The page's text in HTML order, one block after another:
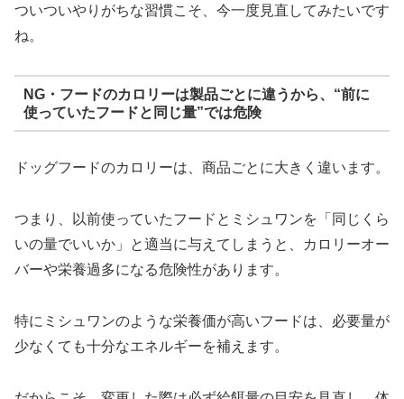
ついついやりがちな習慣こそ、今一度見直してみたいです
ね。
NG・フードのカロリーは製品ごとに違うから、“前に
使っていたフードと同じ量”では危険
ドッグフードのカロリーは、商品ごとに大きく違います。
つまり、以前使っていたフードとミシュワンを「同じくら
いの量でいいか」と適当に与えてしまうと、カロリーオー
バーや栄養過多になる危険性があります。
特にミシュワンのような栄養価が高いフードは、必要量が
少なくても十分なエネルギーを補えます。